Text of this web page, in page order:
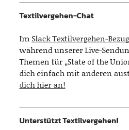
Textilvergehen-Chat
Im Slack Textilvergehen-
während unserer Live-
Themen für „State of the
dich einfach mit anderen
dich hier an!
Unterstützt Textilvergehen!